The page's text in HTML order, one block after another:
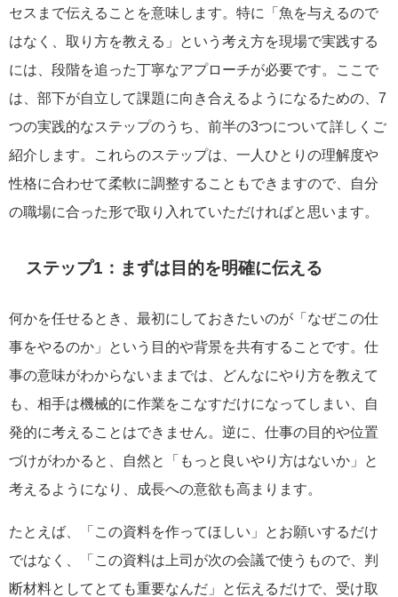
セスまで伝えることを意味します。特に「魚を与えるので
はなく、取り方を教える」という考え方を現場で実践する
には、段階を追った丁寧なアプローチが必要です。ここで
は、部下が自立して課題に向き合えるようになるための、7
つの実践的なステップのうち、前半の3つについて詳しくご
紹介します。これらのステップは、一人ひとりの理解度や
性格に合わせて柔軟に調整することもできますので、自分
の職場に合った形で取り入れていただければと思います。
ステップ1：まずは目的を明確に伝える
何かを任せるとき、最初にしておきたいのが「なぜこの仕
事をやるのか」という目的や背景を共有することです。仕
事の意味がわからないままでは、どんなにやり方を教えて
も、相手は機械的に作業をこなすだけになってしまい、自
発的に考えることはできません。逆に、仕事の目的や位置
づけがわかると、自然と「もっと良いやり方はないか」と
考えるようになり、成長への意欲も高まります。
たとえば、「この資料を作ってほしい」とお願いするだけ
ではなく、「この資料は上司が次の会議で使うもので、判
断材料としてとても重要なんだ」と伝えるだけで、受け取